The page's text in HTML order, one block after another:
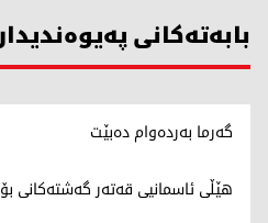
بابەتەکانی
گەرما بەردەوام دەبێت
هێڵی ئاسمانیی قەتەر گەشتەکانی